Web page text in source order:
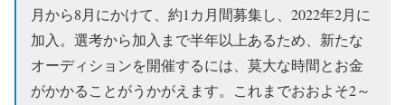
月から8月にかけて、約1カ月間募集し、2022年2月に
加入。選考から加入まで半年以上あるため、新たな
オーディションを開催するには、莫大な時間とお金
がかかることがうかがえます。これまでおおよそ2～